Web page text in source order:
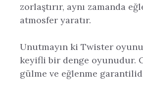
zorlaştırır, aynı zamanda
atmosfer yaratır.
Unutmayın ki Twister
keyifli bir denge oyunudur.
gülme ve eğlenme